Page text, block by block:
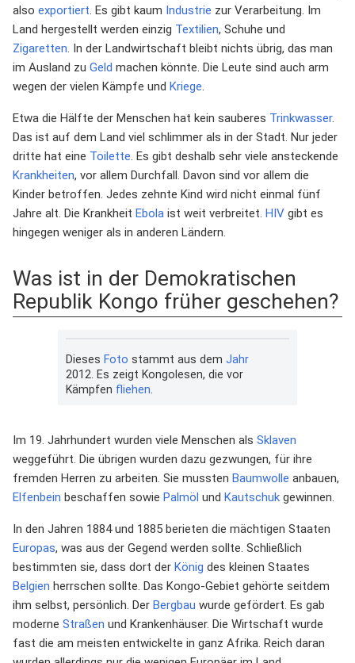
also exportiert. Es gibt kaum Industrie zur Verarbeitung. Im
Land hergestellt werden einzig Textilien, Schuhe und
Zigaretten. In der Landwirtschaft bleibt nichts übrig, das man
im Ausland zu Geld machen könnte. Die Leute sind auch arm
wegen der vielen Kämpfe und Kriege.
Etwa die Hälfte der Menschen hat kein sauberes Trinkwasser.
Das ist auf dem Land viel schlimmer als in der Stadt. Nur jeder
dritte hat eine Toilette. Es gibt deshalb sehr viele ansteckende
Krankheiten, vor allem Durchfall. Davon sind vor allem die
Kinder betroffen. Jedes zehnte Kind wird nicht einmal fünf
Jahre alt. Die Krankheit Ebola ist weit verbreitet. HIV gibt es
hingegen weniger als in anderen Ländern.
Was ist in der Demokratischen
Republik Kongo früher geschehen?
Dieses Foto stammt aus dem Jahr
2012. Es zeigt Kongolesen, die vor
Kämpfen fliehen
Im 19. Jahrhundert wurden viele Menschen als Sklaven
weggeführt. Die übrigen wurden dazu gezwungen, für ihre
fremden Herren zu arbeiten. Sie mussten Baumwolle anbauen,
Elfenbein beschaffen sowie Palmöl und Kautschuk gewinnen.
In den Jahren 1884 und 1885 berieten die mächtigen Staaten
Europas, was aus der Gegend werden sollte. Schließlich
bestimmten sie, dass dort der König des kleinen Staates
Belgien herrschen sollte. Das Kongo-Gebiet gehörte seitdem
ihm selbst, persönlich. Der Bergbau wurde gefördert. Es gab
moderne Straßen und Krankenhäuser. Die Wirtschaft wurde
fast die am meisten entwickelte in ganz Afrika. Reich daran